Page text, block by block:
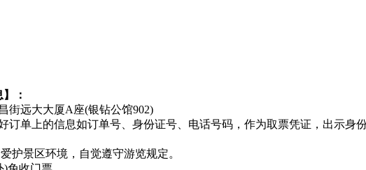
：
街远大大厦A座(银钻公馆902)
订单上的信息如订单号、身份证号、电话号码，作为取票凭证，出示身
护景区环境，自觉遵守游览规定。